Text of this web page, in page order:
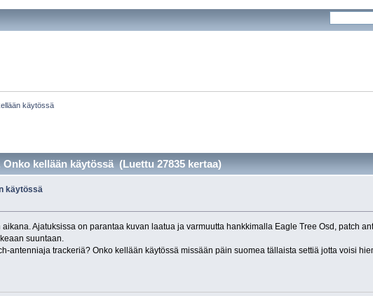
käytössä
kellään käytössä (Luettu 27835 kertaa)
käytössä
Ajatuksissa on parantaa kuvan laatua ja varmuutta hankkimalla Eagle Tree Osd, patch
suuntaan.
antenniaja trackeriä? Onko kellään käytössä missään päin suomea tällaista settiä jotta voisi